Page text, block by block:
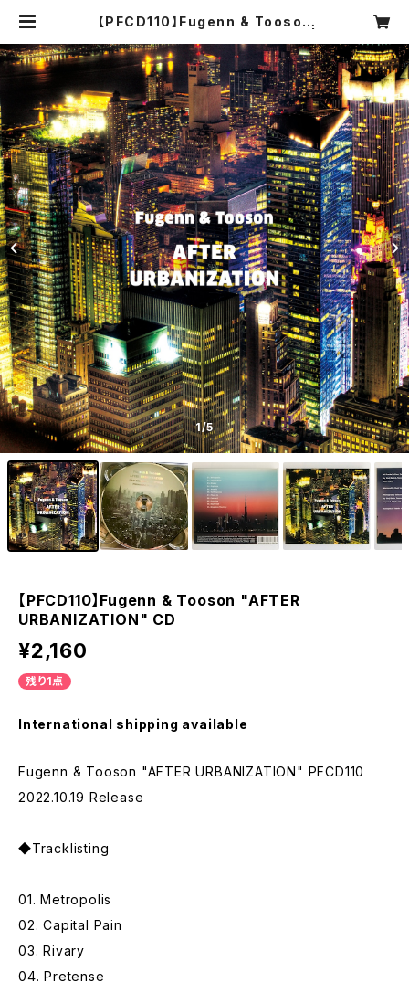
【PFCD110】Fugenn & Tooson
PROGRESSIVE FOrM
1/5
【PFCD110】Fugenn & Tooson "AFTER
URBANIZATION" CD
¥2,160
残り1点
International shipping available
Fugenn & Tooson "AFTER URBANIZATION" PFCD110
2022.10.19 Release
◆Tracklisting
01. Metropolis
02. Capital Pain
03. Rivary
04. Pretense